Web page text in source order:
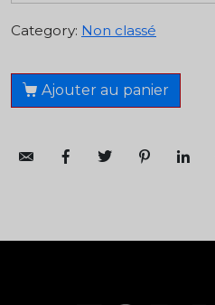
Category: Non classé
Ajouter au panier